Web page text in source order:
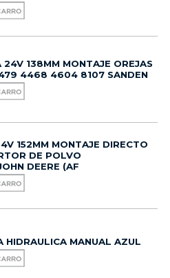
24V 138MM MONTAJE OREJAS
4468 4604 8107 SANDEN
152MM MONTAJE DIRECTO
DE POLVO
DEERE (AF
HIDRAULICA MANUAL AZUL